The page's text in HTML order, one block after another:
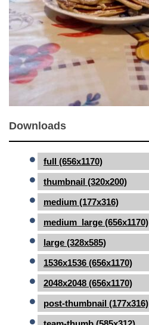
Downloads
full (656x1170)
thumbnail (320x200)
medium (177x316)
medium_large (656x1170)
large (328x585)
1536x1536 (656x1170)
2048x2048 (656x1170)
post-thumbnail (177x316)